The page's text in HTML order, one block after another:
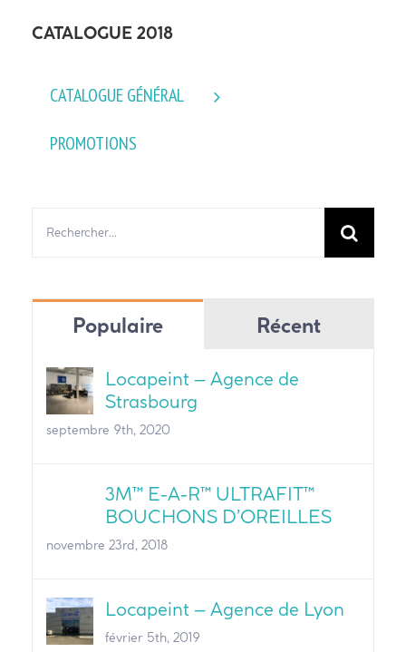
CATALOGUE 2018
CATALOGUE GÉNÉRAL
PROMOTIONS
Populaire Récent
Locapeint – Agence de
Strasbourg
septembre 9th, 2020
3M™ E-A-R™ ULTRAFIT™
BOUCHONS D’OREILLES
novembre 23rd, 2018
Locapeint – Agence de Lyon
février 5th, 2019